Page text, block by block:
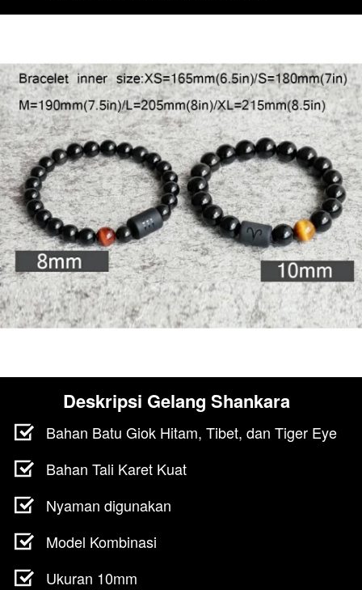
Deskripsi Gelang Shankara
Bahan Batu Giok Hitam, Tibet, dan Tiger Eye
Bahan Tali Karet Kuat
Nyaman digunakan
Model Kombinasi
Ukuran 10mm